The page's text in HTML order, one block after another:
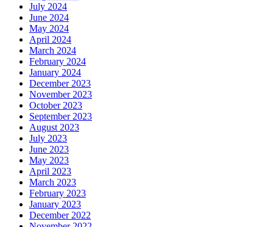
July 2024
June 2024
May 2024
April 2024
March 2024
February 2024
January 2024
December 2023
November 2023
October 2023
September 2023
August 2023
July 2023
June 2023
May 2023
April 2023
March 2023
February 2023
January 2023
December 2022